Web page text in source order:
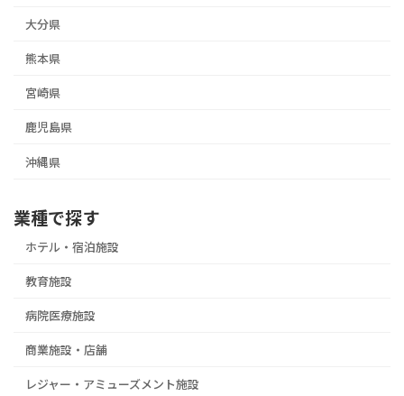
大分県
熊本県
宮崎県
鹿児島県
沖縄県
業種で探す
ホテル・宿泊施設
教育施設
病院医療施設
商業施設・店舗
レジャー・アミューズメント施設